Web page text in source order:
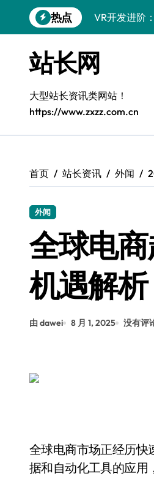
到
热点
VR开发进阶
iOS开发进阶
MySQL进阶
科技赋能营
MySQL事务
开源站长必
站长网
大型站长资讯类网站！
https://www.zxzz.com.cn
首页 站长资讯 外闻
外闻
全球电
机遇解析
由 dawei 8 月 1, 2025 没有评
全球电商市场正经历快
据和自动化工具的应用